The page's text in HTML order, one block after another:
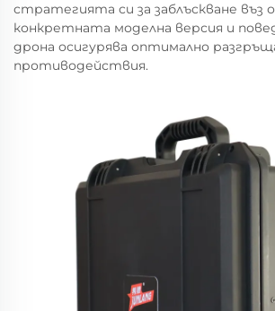
стратегията си за заблъскване въз
конкретната моделна версия и
дрона осигурява оптимално
противодействия.